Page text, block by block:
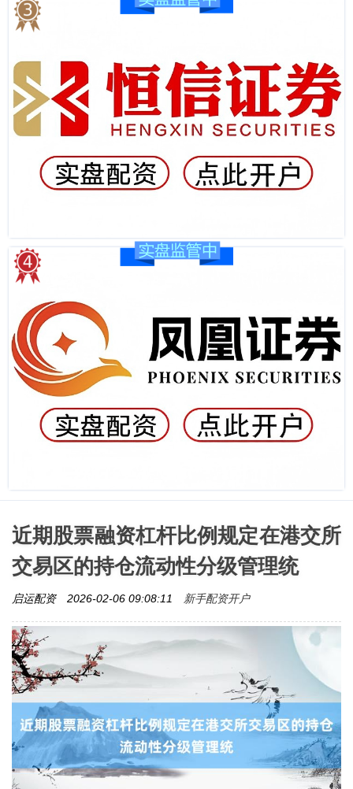
近期股票融资杠杆比例规定在港交所
交易区的持仓流动性分级管理统
启运配资 2026-02-06 09:08:11 新手配资开户